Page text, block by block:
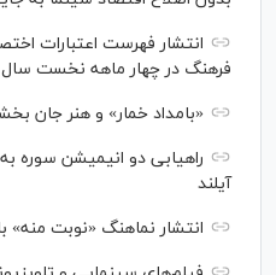
انتشار فهرست اعتبارات
فرهنگ در چهار ماهه نخست سال ۱۴۰۵
«بامداد خمار» و هنر جان
راهیابی دو انیمیشن سوره
آیلند
انتشار نماهنگ «نوبت منه»